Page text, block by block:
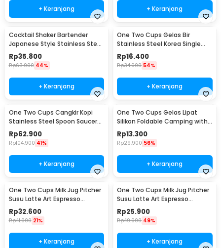
+ Keranjang + Keranjang
Cocktail Shaker Bartender
Japanese Style Stainless Steel
200ml
Rp35.800
Rp63.900 44%
+ Keranjang
One Two Cups Gelas Bir
Stainless Steel Korea Single
Wall Glass 180ml - J070
Rp16.400
Rp34.900 54%
+ Keranjang
One Two Cups Cangkir Kopi
Stainless Steel Spoon Saucer
Cup 120ml - 201
Rp62.900
Rp104.900 41%
+ Keranjang
One Two Cups Gelas Lipat
Silikon Foldable Camping with
Strap 200ml - F120
Rp13.300
Rp29.900 56%
+ Keranjang
One Two Cups Milk Jug Pitcher
Susu Latte Art Espresso
Stainless Steel 350ml - J068
Rp32.600
Rp41.000 21%
+ Keranjang
One Two Cups Milk Jug Pitcher
Susu Latte Art Espresso
Stainless Steel 150ml - J068
Rp25.900
Rp49.900 49%
+ Keranjang